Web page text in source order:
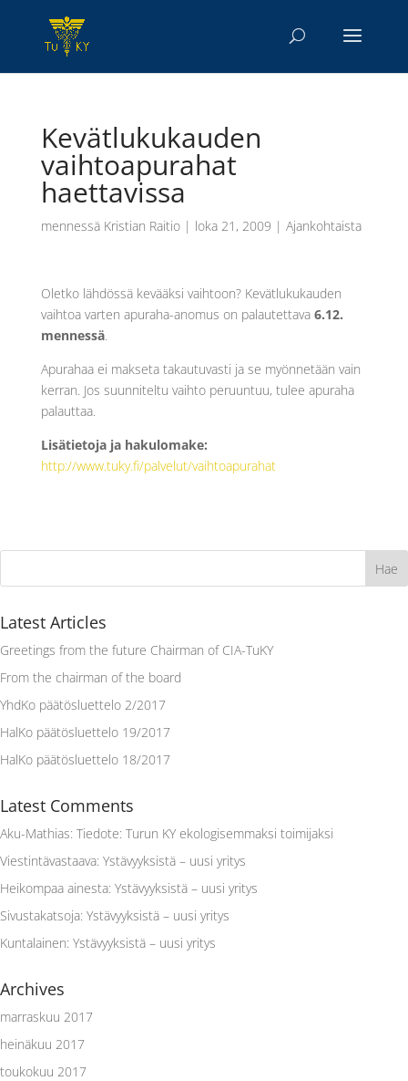
Kevätlukukauden
vaihtoapurahat
haettavissa
mennessä Kristian Raitio| loka 21, 2009 | Ajankohtaista
Oletko lähdössä kevääksi vaihtoon? Kevätlukukauden
vaihtoa varten apuraha-anomus on palautettava 6.12.
mennessä.
Apurahaa ei makseta takautuvasti ja se myönnetään vain
kerran. Jos suunniteltu vaihto peruuntuu, tulee apuraha
palauttaa.
Lisätietoja ja hakulomake:
http://www.tuky.fi/palvelut/vaihtoapurahat
Latest Articles
Greetings from the future Chairman of CIA-TuKY
From the chairman of the board
YhdKo päätösluettelo 2/2017
HalKo päätösluettelo 19/2017
HalKo päätösluettelo 18/2017
Latest Comments
Aku-Mathias: Tiedote: Turun KY ekologisemmaksi toimijaksi
Viestintävastaava: Ystävyyksistä – uusi yritys
Heikompaa ainesta: Ystävyyksistä – uusi yritys
Sivustakatsoja: Ystävyyksistä – uusi yritys
Kuntalainen: Ystävyyksistä – uusi yritys
Archives
marraskuu 2017
heinäkuu 2017
toukokuu 2017